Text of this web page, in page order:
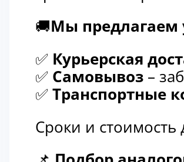
🚚Мы предлагаем
✅ Курьерская
✅ Самовывоз –
✅ Транспортные
Сроки и